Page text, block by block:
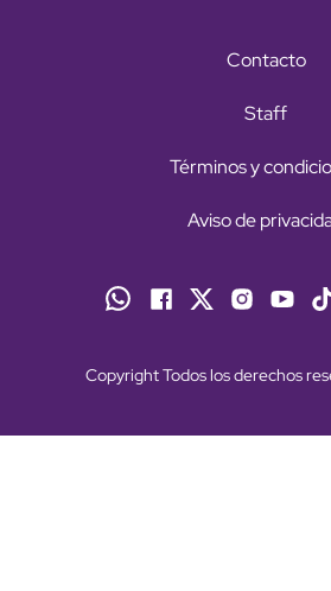
Contacto
Staff
Términos y
Aviso de
Copyright Todos los derechos